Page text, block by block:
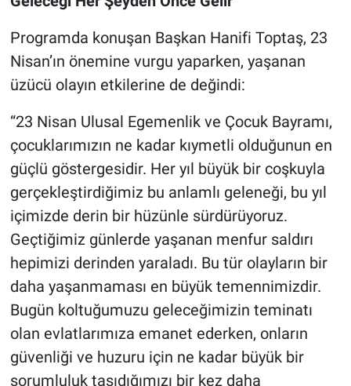
Programda konuşan Başkan Hanifi Toptaş, 23
Nisan’ın önemine vurgu yaparken, yaşanan
üzücü olayın etkilerine de değindi:
“23 Nisan Ulusal Egemenlik ve Çocuk Bayramı,
çocuklarımızın ne kadar kıymetli olduğunun en
güçlü göstergesidir. Her yıl büyük bir coşkuyla
gerçekleştirdiğimiz bu anlamlı geleneği, bu yıl
içimizde derin bir hüzünle sürdürüyoruz.
Geçtiğimiz günlerde yaşanan menfur saldırı
hepimizi derinden yaraladı. Bu tür olayların bir
daha yaşanmaması en büyük temennimizdir.
Bugün koltuğumuzu geleceğimizin teminatı
olan evlatlarımıza emanet ederken, onların
güvenliği ve huzuru için ne kadar büyük bir
sorumluluk taşıdığımızı bir kez daha